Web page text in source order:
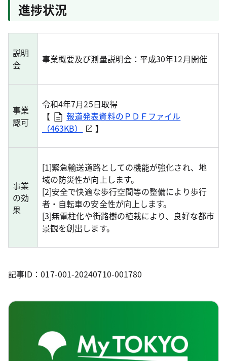
進捗状況
説明
会
事業概要及び測量説明会：平成30年12月開催
事業
認可
令和4年7月25日取得
【
報道発表資料のＰＤＦファイル
（463KB）
】
事業
の効
果
[1]緊急輸送道路としての機能が強化され、地
域の防災性が向上します。
[2]安全で快適な歩行空間等の整備により歩行
者・自転車の安全性が向上します。
[3]無電柱化や街路樹の植栽により、良好な都市
景観を創出します。
記事ID：017-001-20240710-001780